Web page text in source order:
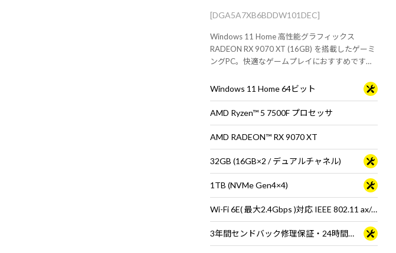
[DGA5A7XB6BDDW101DEC]
Windows 11 Home 高性能グラフィックス
RADEON RX 9070 XT (16GB) を搭載したゲーミ
ングPC。快適なゲームプレイにおすすめです。
Windows 11 Home 64ビット
AMD Ryzen™ 5 7500F プロセッサ
AMD RADEON™ RX 9070 XT
32GB (16GB×2 / デュアルチャネル)
1TB (NVMe Gen4×4)
Wi-Fi 6E( 最大2.4Gbps )対応 IEEE 802.11 ax/ac/a/b/g/n準拠 ＋ Bluetooth 5内蔵
3年間センドバック修理保証・24時間×365日電話サポート